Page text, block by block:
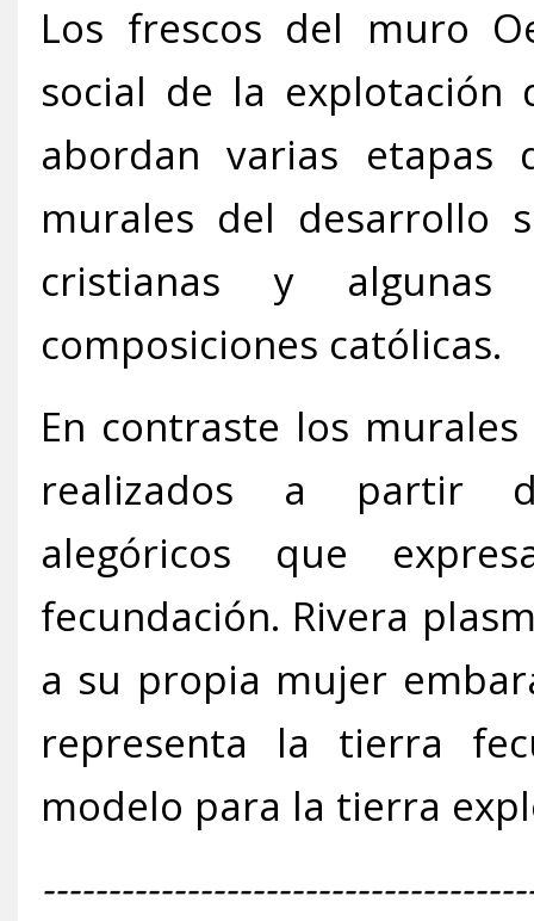
Los frescos del muro
social de la
abordan varias etapas
murales del desarrollo
cristianas y
composiciones católicas.
En contraste los
realizados a partir
alegóricos que
fecundación. Rivera
a su propia mujer
representa la tierra
modelo para la tierra